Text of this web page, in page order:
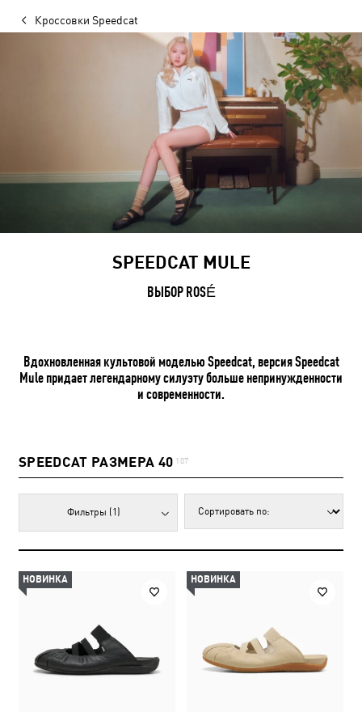
Кроссовки Speedcat
SPEEDCAT MULE
ВЫБОР ROSÉ
Вдохновленная культовой моделью Speedcat, версия Speedcat
Mule придает легендарному силуэту больше непринужденности
и современности.
SPEEDCAT РАЗМЕРА 40 107
Фильтры (1)
НОВИНКА НОВИНКА